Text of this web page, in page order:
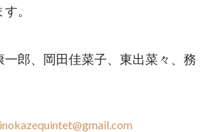
。
郎、岡田佳菜子、東出菜々、務